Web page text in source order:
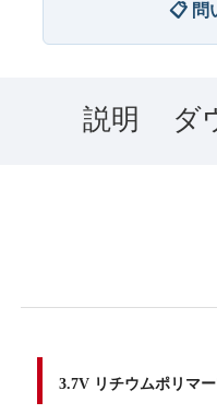
📋 問
説明 ダ
3.7V リチウムポリマ